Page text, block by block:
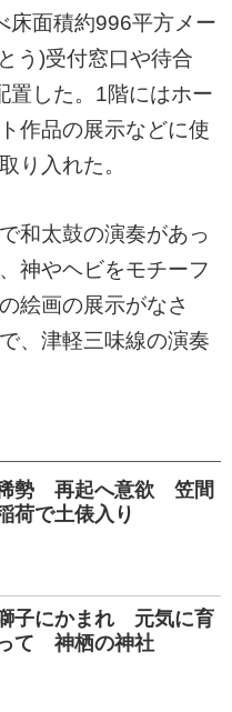
床面積約996平方メー
う)受付窓口や待合
置した。1階にはホー
作品の展示などに使
り入れた。
和太鼓の演奏があっ
神やヘビをモチーフ
絵画の展示がなさ
、津軽三味線の演奏
勢 再起へ意欲 笠間
荷で土俵入り
子にかまれ 元気に育
て 神栖の神社